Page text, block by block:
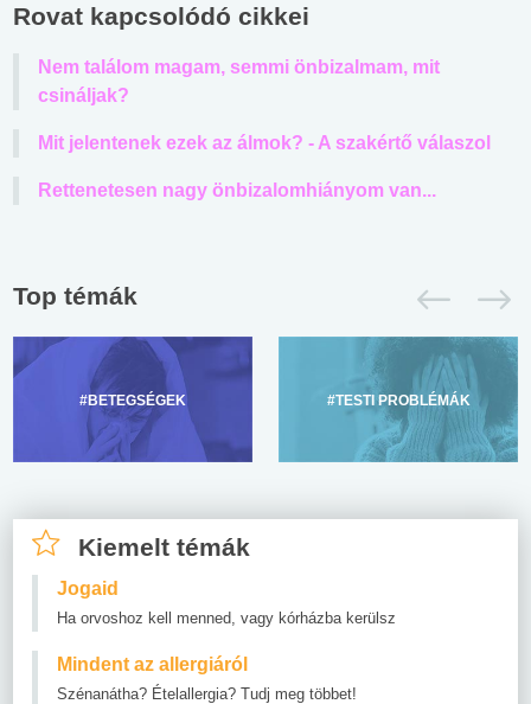
Rovat kapcsolódó cikkei
Nem találom magam, semmi önbizalmam, mit
csináljak?
Mit jelentenek ezek az álmok? - A szakértő válaszol
Rettenetesen nagy önbizalomhiányom van...
Top témák
#BETEGSÉGEK #TESTI PROBLÉMÁK
Kiemelt témák
Jogaid
Ha orvoshoz kell menned, vagy kórházba kerülsz
Mindent az allergiáról
Szénanátha? Ételallergia? Tudj meg többet!